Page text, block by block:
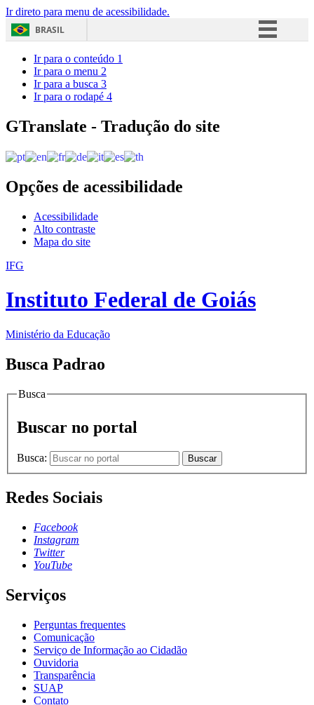
Ir direto para menu de acessibilidade.
BRASIL
Acesso à informação
Ir para o conteúdo 1
Ir para o menu 2
Ir para a busca 3
Ir para o rodapé 4
GTranslate - Tradução do site
Opções de acessibilidade
Acessibilidade
Alto contraste
Mapa do site
IFG
Instituto Federal de Goiás
Ministério da Educação
Busca Padrao
Busca
Buscar no portal
Busca: Buscar
Redes Sociais
Facebook
Instagram
Twitter
YouTube
Serviços
Perguntas frequentes
Comunicação
Serviço de Informação ao Cidadão
Ouvidoria
Transparência
SUAP
Contato